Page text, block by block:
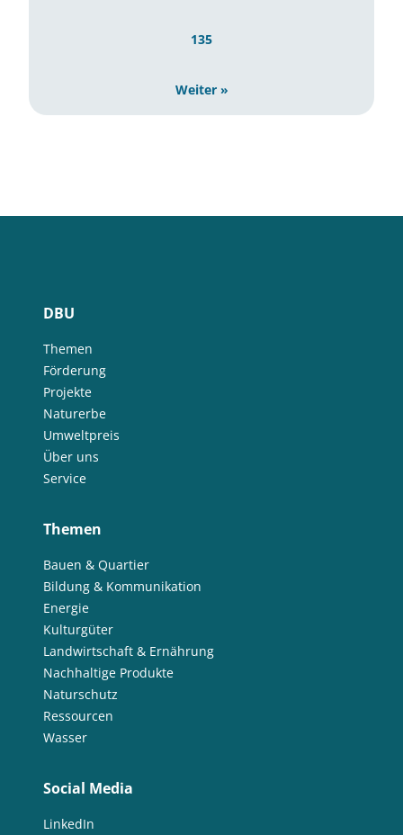
135
Weiter »
DBU
Themen
Förderung
Projekte
Naturerbe
Umweltpreis
Über uns
Service
Themen
Bauen & Quartier
Bildung & Kommunikation
Energie
Kulturgüter
Landwirtschaft & Ernährung
Nachhaltige Produkte
Naturschutz
Ressourcen
Wasser
Social Media
LinkedIn